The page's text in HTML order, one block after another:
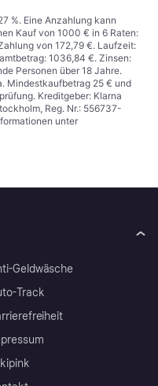
%. Eine Anzahlung kann
Kauf von 1000 € in 6 Raten:
von 172,79 €. Laufzeit:
1036,84 €. Zinsen:
Personen über 18 Jahre.
Mindestkaufbetrag 25 € und
Kreditgeber: Klarna
Reg. Nr.: 556737-
unter
Geldwäsche
Track